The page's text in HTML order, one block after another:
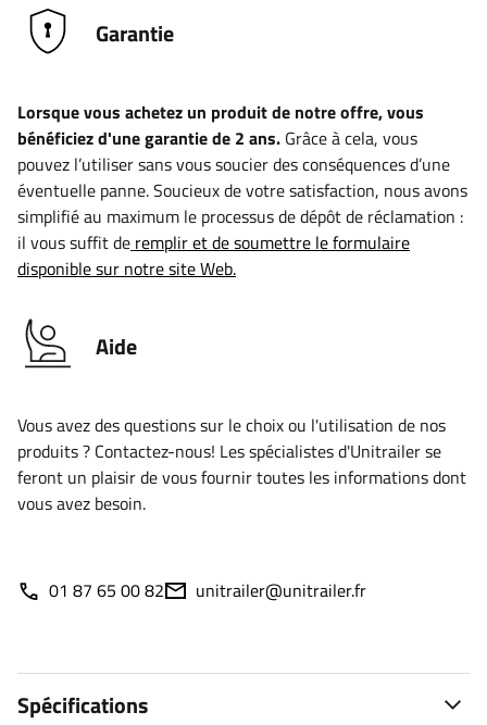
Garantie
Lorsque vous achetez un produit de notre offre, vous
bénéficiez d'une garantie de 2 ans. Grâce à cela, vous
pouvez l’utiliser sans vous soucier des conséquences d’une
éventuelle panne. Soucieux de votre satisfaction, nous avons
simplifié au maximum le processus de dépôt de réclamation :
il vous suffit de remplir et de soumettre le formulaire
disponible sur notre site Web.
Aide
Vous avez des questions sur le choix ou l'utilisation de nos
produits ? Contactez-nous! Les spécialistes d'Unitrailer se
feront un plaisir de vous fournir toutes les informations dont
vous avez besoin.
01 87 65 00 82 unitrailer@unitrailer.fr
Spécifications